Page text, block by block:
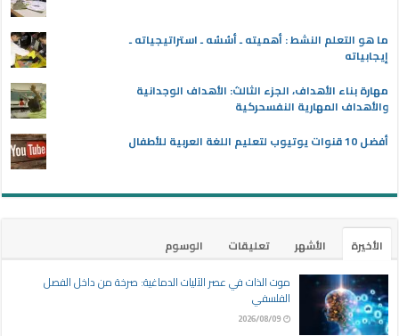
ما هو التعلم النشط : أهميته ـ أسُسُه ـ استراتيجياته ـ
إيجابياته
مهارة بناء الأهداف، الجزء الثالث: الأهداف الوجدانية
والأهداف المهارية النفسحركية
أفضل 10 قنوات يوتيوب لتعليم اللغة العربية للأطفال
الأخيرة الأشهر تعليقات
الوسوم
موت الذات في عصر الآليات الدماغية: صرخة من داخل الفصل
الفلسفي
2026/08/09